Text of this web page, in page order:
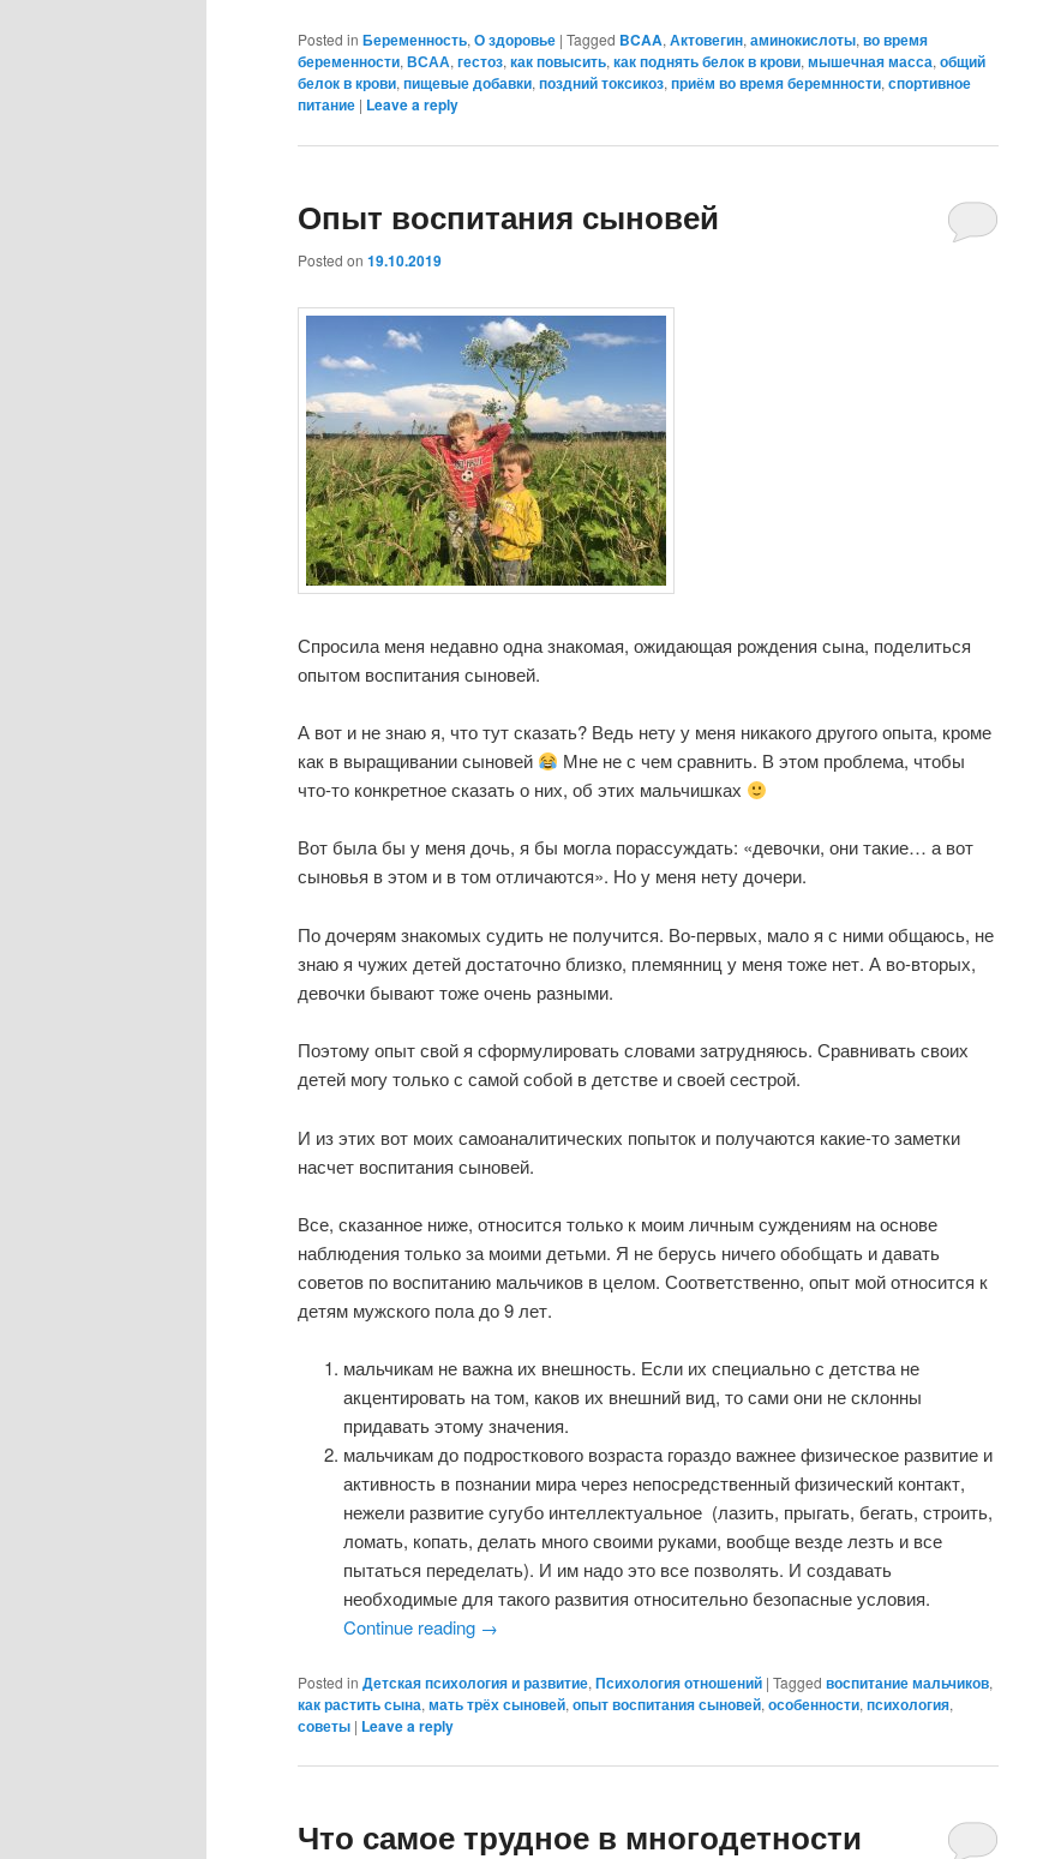
Posted in Беременность, О здоровье | Tagged BCAA, Актовегин, аминокислоты, во время
беременности, ВСАА, гестоз, как повысить, как поднять белок в крови, мышечная масса, общий
белок в крови, пищевые добавки, поздний токсикоз, приём во время беремнности, спортивное
питание | Leave a reply
Опыт воспитания сыновей
Posted on 19.10.2019
Спросила меня недавно одна знакомая, ожидающая рождения сына, поделиться
опытом воспитания сыновей.
А вот и не знаю я, что тут сказать? Ведь нету у меня никакого другого опыта, кроме
как в выращивании сыновей
Мне не с чем сравнить. В этом проблема, чтобы
что-то конкретное сказать о них, об этих мальчишках
Вот была бы у меня дочь, я бы могла порассуждать: «девочки, они такие… а вот
сыновья в этом и в том отличаются». Но у меня нету дочери.
По дочерям знакомых судить не получится. Во-первых, мало я с ними общаюсь, не
знаю я чужих детей достаточно близко, племянниц у меня тоже нет. А во-вторых,
девочки бывают тоже очень разными.
Поэтому опыт свой я сформулировать словами затрудняюсь. Сравнивать своих
детей могу только с самой собой в детстве и своей сестрой.
И из этих вот моих самоаналитических попыток и получаются какие-то заметки
насчет воспитания сыновей.
Все, сказанное ниже, относится только к моим личным суждениям на основе
наблюдения только за моими детьми. Я не берусь ничего обобщать и давать
советов по воспитанию мальчиков в целом. Соответственно, опыт мой относится к
детям мужского пола до 9 лет.
мальчикам не важна их внешность. Если их специально с детства не
акцентировать на том, каков их внешний вид, то сами они не склонны
придавать этому значения.
мальчикам до подросткового возраста гораздо важнее физическое развитие и
активность в познании мира через непосредственный физический контакт,
нежели развитие сугубо интеллектуальное (лазить, прыгать, бегать, строить,
ломать, копать, делать много своими руками, вообще везде лезть и все
пытаться переделать). И им надо это все позволять. И создавать
необходимые для такого развития относительно безопасные условия.
Continue reading →
Posted in Детская психология и развитие, Психология отношений | Tagged воспитание мальчиков,
как растить сына, мать трёх сыновей, опыт воспитания сыновей, особенности, психология,
советы | Leave a reply
Что самое трудное в многодетности